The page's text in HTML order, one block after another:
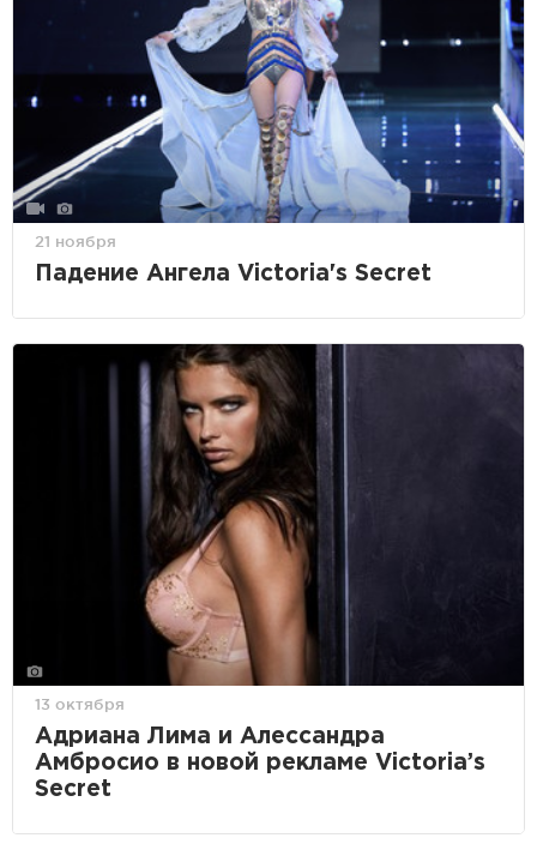
21 ноября
Падение Ангела Victoria's Secret
13 октября
Адриана Лима и Алессандра
Амбросио в новой рекламе Victoria’s
Secret